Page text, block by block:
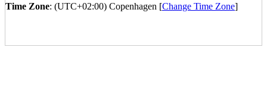
Time Zone: (UTC+02:00) Copenhagen [Change Time Zone]